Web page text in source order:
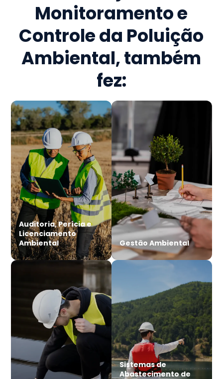
Monitoramento e
Controle da Poluição
Ambiental, também
fez:
Auditoria, Perícia e
Licenciamento
Ambiental
Gestão Ambiental
Sistemas de
Abastecimento de